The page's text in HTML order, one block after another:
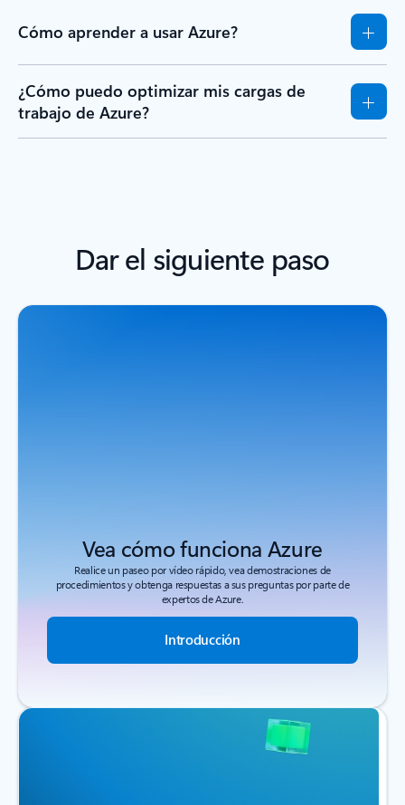
Cómo aprender a usar Azure?
¿Cómo puedo optimizar mis cargas de
trabajo de Azure?
Dar el siguiente paso
Vea cómo funciona Azure
Realice un paseo por vídeo rápido, vea demostraciones de
procedimientos y obtenga respuestas a sus preguntas por parte de
expertos de Azure.
Introducción